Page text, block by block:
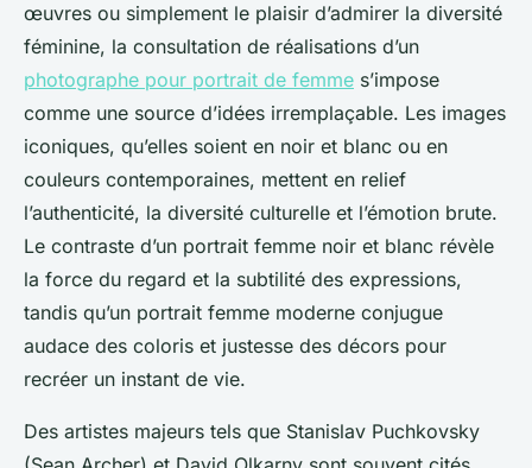
œuvres ou simplement le plaisir d’admirer la diversité
féminine, la consultation de réalisations d’un
photographe pour portrait de femme s’impose
comme une source d’idées irremplaçable. Les images
iconiques, qu’elles soient en noir et blanc ou en
couleurs contemporaines, mettent en relief
l’authenticité, la diversité culturelle et l’émotion brute.
Le contraste d’un portrait femme noir et blanc révèle
la force du regard et la subtilité des expressions,
tandis qu’un portrait femme moderne conjugue
audace des coloris et justesse des décors pour
recréer un instant de vie.
Des artistes majeurs tels que Stanislav Puchkovsky